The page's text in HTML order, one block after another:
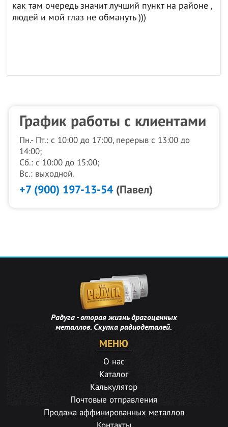
как там очередь значит лучший пункт на районе ,
людей и мой глаз не обмануть )))
График работы с клиентами
Пн.- Пт.: с 10:00 до 17:00, перерыв с 13:00 до
14:00;
Сб.: с 10:00 до 15:00;
Вс.: выходной.
+7 (900) 197-13-54(Павел)
Радуга - вторая жизнь драгоценных
металлов. Скупка радиодеталей.
МЕНЮ
О нас
Каталог
Калькулятор
Почтовые отправления
Продажа аффинированных металлов